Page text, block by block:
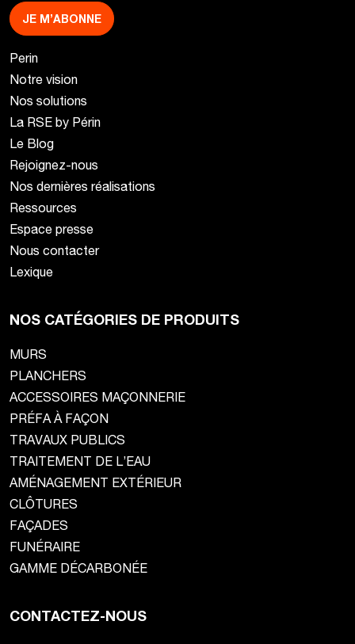
JE M’ABONNE
Perin
Notre vision
Nos solutions
La RSE by Périn
Le Blog
Rejoignez-nous
Nos dernières réalisations
Ressources
Espace presse
Nous contacter
Lexique
NOS CATÉGORIES DE PRODUITS
MURS
PLANCHERS
ACCESSOIRES MAÇONNERIE
PRÉFA À FAÇON
TRAVAUX PUBLICS
TRAITEMENT DE L’EAU
AMÉNAGEMENT EXTÉRIEUR
CLÔTURES
FAÇADES
FUNÉRAIRE
GAMME DÉCARBONÉE
CONTACTEZ-NOUS